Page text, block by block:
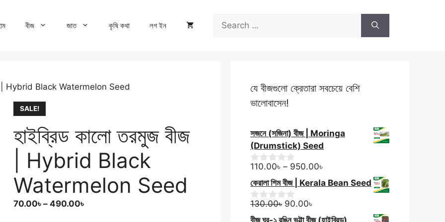
বীজ জাত কৃষি কথা লগ ইন
Search
for:
| Hybrid Black Watermelon Seed
SALE!
হাইব্রিড কালো তরমুজ বীজ
| Hybrid Black
Watermelon Seed
70.00৳ – 490.00৳Price
যে বীজগুলো ক্রেতারা সবচেয়ে বেশি
ভালোবাসেন!
সজনে (সজিনা) বীজ | Moringa
(Drumstick) Seed
0
u
t
o
5
110.00৳ – 950.00৳
range:
950.00৳
কেরালা শিম বীজ | Kerala Bean Seed
0
o
130.00৳ Original
price
90.00৳
price